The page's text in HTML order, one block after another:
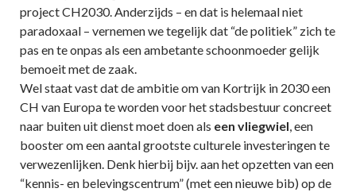
project CH2030. Anderzijds – en dat is helemaal niet
paradoxaal – vernemen we tegelijk dat “de politiek” zich te
pas en te onpas als een ambetante schoonmoeder gelijk
bemoeit met de zaak.
Wel staat vast dat de ambitie om van Kortrijk in 2030 een
CH van Europa te worden voor het stadsbestuur concreet
naar buiten uit dienst moet doen als een vliegwiel, een
booster om een aantal grootste culturele investeringen te
verwezenlijken. Denk hierbij bijv. aan het opzetten van een
“kennis- en belevingscentrum” (met een nieuwe bib) op de